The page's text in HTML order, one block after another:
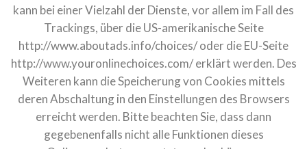
kann bei einer Vielzahl der Dienste, vor allem im Fall des
Trackings, über die US-amerikanische Seite
http://www.aboutads.info/choices/oder die EU-Seite
http://www.youronlinechoices.com/erklärt werden. Des
Weiteren kann die Speicherung von Cookies mittels
deren Abschaltung in den Einstellungen des Browsers
erreicht werden. Bitte beachten Sie, dass dann
gegebenenfalls nicht alle Funktionen dieses